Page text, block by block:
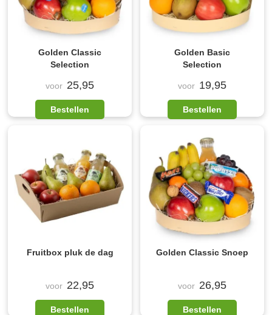
Golden Classic
Selection
voor 25,95
Bestellen
Golden Basic
Selection
voor 19,95
Bestellen
Fruitbox pluk de dag
voor 22,95
Bestellen
Golden Classic Snoep
voor 26,95
Bestellen